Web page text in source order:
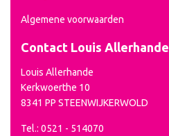
Algemene voorwaarden
Contact Louis Allerhande
Louis Allerhande
Kerkwoerthe 10
8341 PP STEENWIJKERWOLD
Tel.: 0521 - 514070